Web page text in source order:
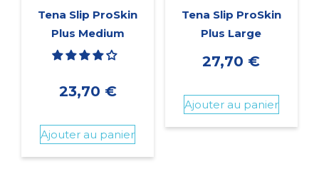
Tena Slip ProSkin
Plus Medium
23,70 €
Ajouter au panier
Tena Slip ProSkin
Plus Large
27,70 €
Ajouter au panier